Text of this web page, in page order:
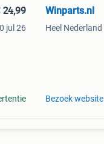
jul 26
Winparts.nl
Heel Nederland
Bezoek website